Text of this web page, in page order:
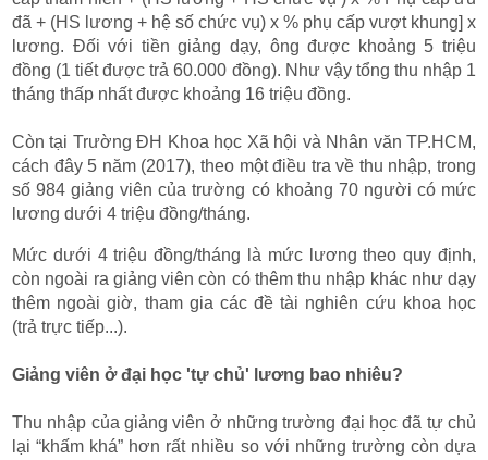
đã + (HS lương + hệ số chức vụ) x % phụ cấp vượt khung] x
lương. Đối với tiền giảng dạy, ông được khoảng 5 triệu
đồng (1 tiết được trả 60.000 đồng). Như vậy tổng thu nhập 1
tháng thấp nhất được khoảng 16 triệu đồng.
Còn tại Trường ĐH Khoa học Xã hội và Nhân văn TP.HCM,
cách đây 5 năm (2017), theo một điều tra về thu nhập, trong
số 984 giảng viên của trường có khoảng 70 người có mức
lương dưới 4 triệu đồng/tháng.
Mức dưới 4 triệu đồng/tháng là mức lương theo quy định,
còn ngoài ra giảng viên còn có thêm thu nhập khác như dạy
thêm ngoài giờ, tham gia các đề tài nghiên cứu khoa học
(trả trực tiếp...).
Giảng viên ở đại học 'tự chủ' lương bao nhiêu?
Thu nhập của giảng viên ở những trường đại học đã tự chủ
lại “khấm khá” hơn rất nhiều so với những trường còn dựa